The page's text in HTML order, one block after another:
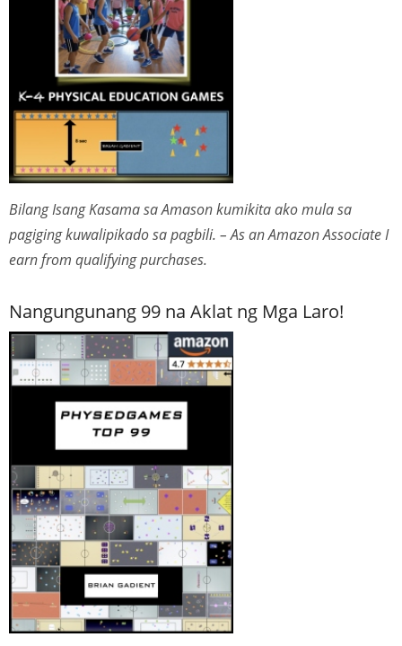
Bilang Isang Kasama sa Amason kumikita ako mula sa
pagiging kuwalipikado sa pagbili. – As an Amazon Associate I
earn from qualifying purchases.
Nangungunang 99 na Aklat ng Mga Laro!